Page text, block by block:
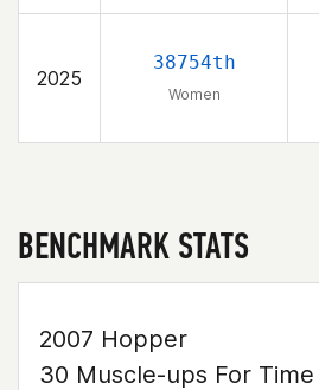
2025
38754th
Women
BENCHMARK STATS
2007 Hopper
30 Muscle-ups For Time